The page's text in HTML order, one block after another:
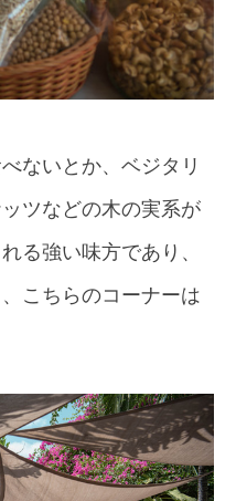
ないとか、ベジタリ
ツなどの木の実系が
る強い味方であり、
こちらのコーナーは